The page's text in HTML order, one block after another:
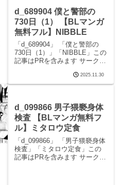
d_689904 僕と警部の
730日（1） 【BLマンガ
無料フル】NIBBLE
「d_689904」 「僕と警部の
730日（1）」「NIBBLE」この
記事はPRを含みます サークル
続きを読むd_689904 僕と警部
の730日（1）の見どころシー
2025.11.30
d_099866 男子猥褻身体
検査 【BLマンガ無料フ
ル】ミタロウ定食
「d_099866」 「男子猥褻身体
検査」「ミタロウ定食」この
記事はPRを含みます サークル